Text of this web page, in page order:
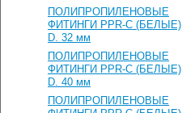
ПОЛИПРОПИЛЕНОВЫЕ
ФИТИНГИ PPR-C (БЕЛЫЕ)
D. 32 мм
ПОЛИПРОПИЛЕНОВЫЕ
ФИТИНГИ PPR-C (БЕЛЫЕ)
D. 40 мм
ПОЛИПРОПИЛЕНОВЫЕ